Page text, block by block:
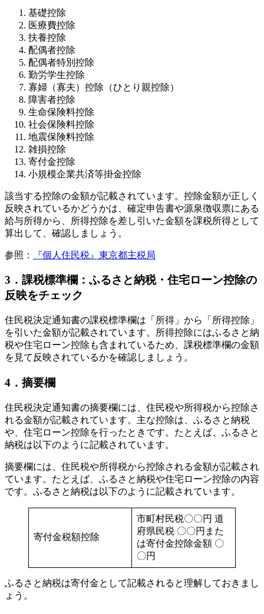
基礎控除
医療費控除
扶養控除
配偶者控除
配偶者特別控除
勤労学生控除
寡婦（寡夫）控除（ひとり親控除）
障害者控除
生命保険料控除
社会保険料控除
地震保険料控除
雑損控除
寄付金控除
小規模企業共済等掛金控除
該当する控除の金額が記載されています。控除金額が正しく
反映されているかどうかは、確定申告書や源泉徴収票にある
給与所得から、所得控除を差し引いた金額を課税所得として
算出して、確認しましょう。
参照： 『個人住民税』東京都主税局
3．課税標準欄：ふるさと納税・住宅ローン控除の
反映をチェック
住民税決定通知書の課税標準欄は「所得」から「所得控除」
を引いた金額が記載されています。所得控除にはふるさと納
税や住宅ローン控除も含まれているため、課税標準欄の金額
を見て反映されているかを確認しましょう。
4．摘要欄
住民税決定通知書の摘要欄には、住民税や所得税から控除さ
れる金額が記載されています。主な控除は、ふるさと納税
や、住宅ローン控除を行ったときです。たとえば、ふるさと
納税は以下のように記載されています。
摘要欄には、住民税や所得税から控除される金額が記載され
ています。たとえば、ふるさと納税や住宅ローン控除の内容
です。ふるさと納税は以下のように記載されています。
寄付金税額控除
市町村民税〇〇円 道
府県民税 〇〇円また
は寄付金控除金額 〇
〇円
ふるさと納税は寄付金として記載されると理解しておきまし
ょう。